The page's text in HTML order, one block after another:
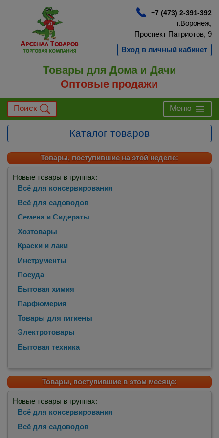
+7 (473) 2-391-392
г.Воронеж,
Проспект Патриотов, 9
Вход в личный кабинет
Товары для Дома и Дачи
Оптовые продажи
Поиск Меню
Каталог товаров
Товары, поступившие на этой неделе:
Новые товары в группах:
Всё для консервирования
Всё для садоводов
Семена и Сидераты
Хозтовары
Краски и лаки
Инструменты
Посуда
Бытовая химия
Парфюмерия
Товары для гигиены
Электротовары
Бытовая техника
Товары, поступившие в этом месяце:
Новые товары в группах:
Всё для консервирования
Всё для садоводов